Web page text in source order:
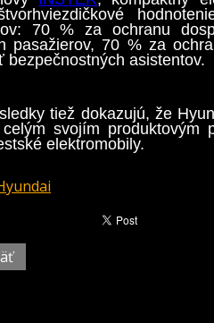
70 % za ochranu
pasažierov, 70 % za
bezpečnostných asistentov.
tiež dokazujú, že
celým svojím
elektromobily.